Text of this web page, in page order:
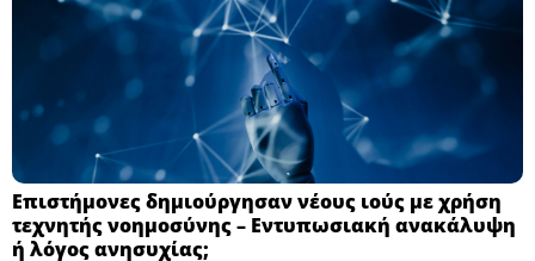
Επιστήμονες δημιούργησαν νέους ιούς με χρήση
τεχνητής νοημοσύνης – Εντυπωσιακή ανακάλυψη
ή λόγος ανησυχίας; ​